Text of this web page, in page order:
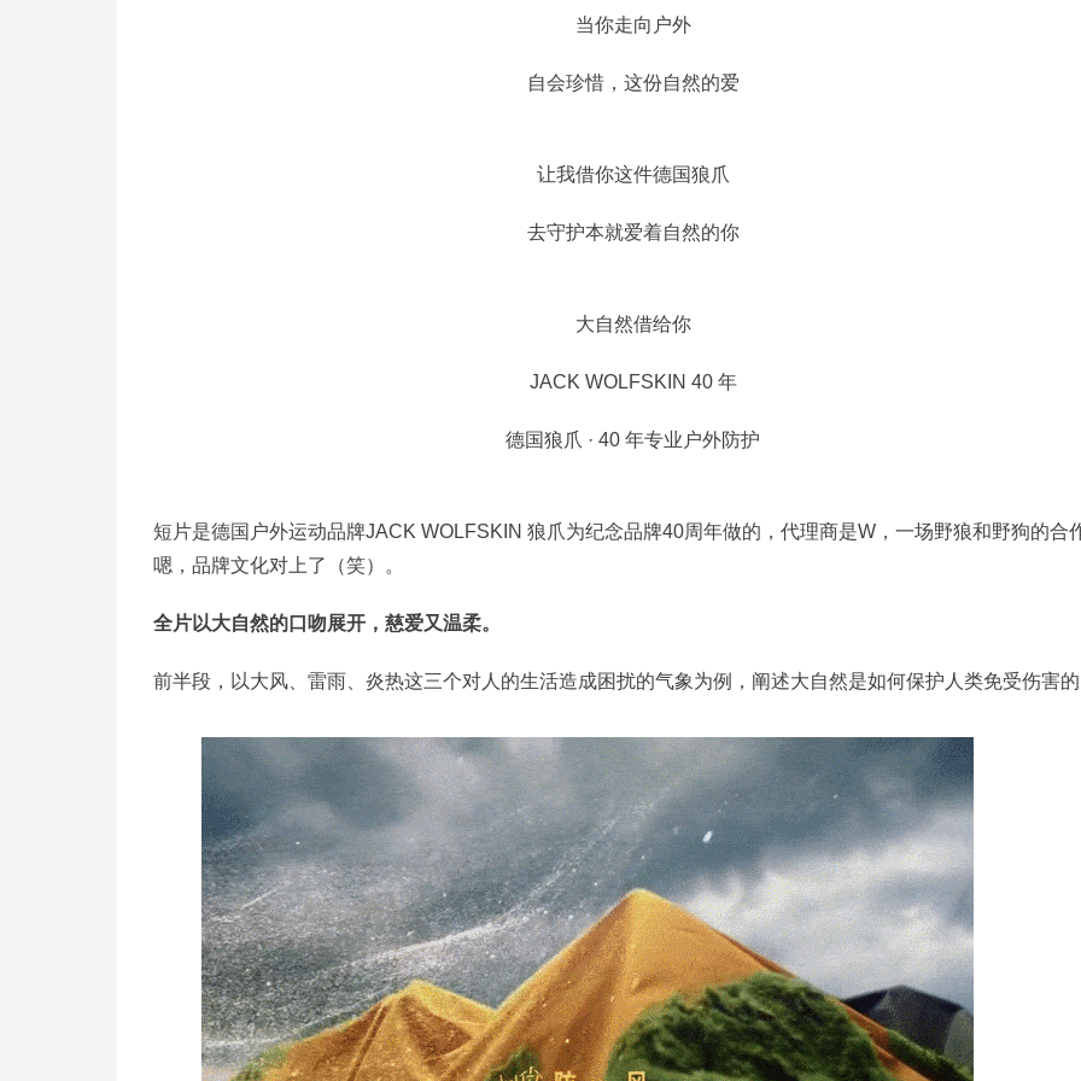
当你走向户外
自会珍惜，这份自然的爱
让我借你这件德国狼爪
去守护本就爱着自然的你
大自然借给你
JACK WOLFSKIN 40 年
德国狼爪 · 40 年专业户外防护
短片是德国户外运动品牌JACK WOLFSKIN 狼爪为纪念品牌40周年做的，代理商是W，一场野狼和野狗的合
嗯，品牌文化对上了（笑）。
全片以大自然的口吻展开，慈爱又温柔。
前半段，以大风、雷雨、炎热这三个对人的生活造成困扰的气象为例，阐述大自然是如何保护人类免受伤害